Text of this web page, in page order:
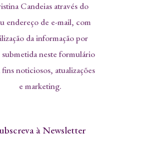
Candeias através do
endereço de e-mail, com
da informação por
neste formulário
fins noticiosos, atualizações
e marketing.
à Newsletter